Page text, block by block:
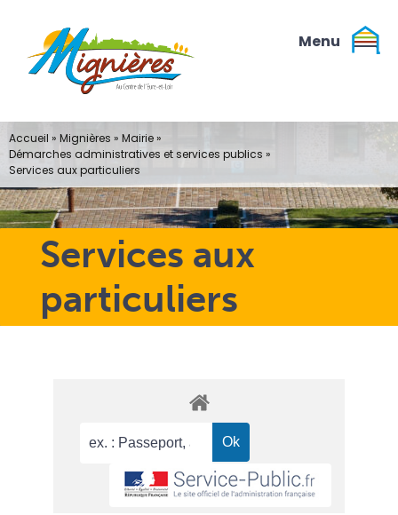
contenu
Services aux
particuliers
Accueil » Mignières » Mairie»
Démarches administratives et services publics »
Services aux particuliers